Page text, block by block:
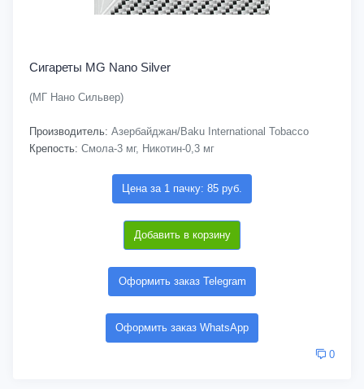
Сигареты MG Nano Silver
(МГ Нано Сильвер)
Производитель: Азербайджан/Baku International Tobacco
Крепость: Смола-3 мг, Никотин-0,3 мг
Цена за 1 пачку: 85 руб.
Добавить в корзину
Оформить заказ Telegram
Оформить заказ WhatsApp
0